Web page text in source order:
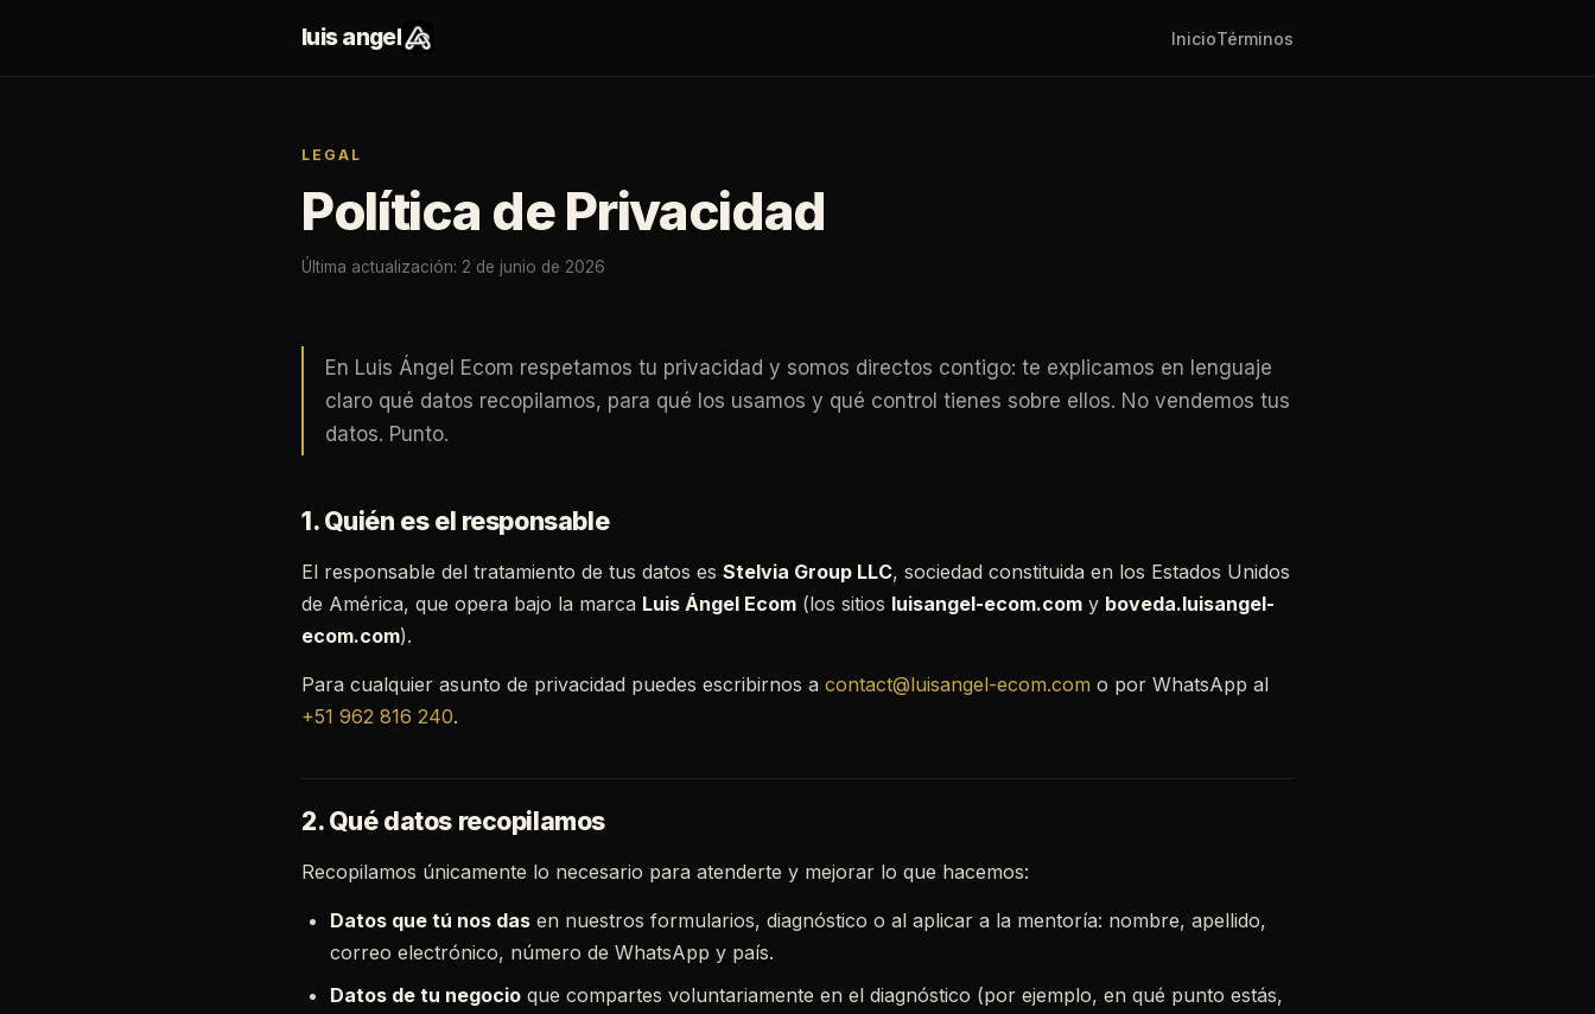
luis angel InicioTérminos
LEGAL
Política de Privacidad
Última actualización: 2 de junio de 2026
En Luis Ángel Ecom respetamos tu privacidad y somos directos contigo: te explicamos en lenguaje
claro qué datos recopilamos, para qué los usamos y qué control tienes sobre ellos. No vendemos tus
datos. Punto.
1. Quién es el responsable
El responsable del tratamiento de tus datos es Stelvia Group LLC, sociedad constituida en los Estados Unidos
de América, que opera bajo la marca Luis Ángel Ecom (los sitios luisangel-ecom.com y boveda.luisangel-
ecom.com).
Para cualquier asunto de privacidad puedes escribirnos a contact@luisangel-ecom.com o por WhatsApp al
+51 962 816 240.
2. Qué datos recopilamos
Recopilamos únicamente lo necesario para atenderte y mejorar lo que hacemos:
Datos que tú nos das en nuestros formularios, diagnóstico o al aplicar a la mentoría: nombre, apellido,
correo electrónico, número de WhatsApp y país.
Datos de tu negocio que compartes voluntariamente en el diagnóstico (por ejemplo, en qué punto estás,